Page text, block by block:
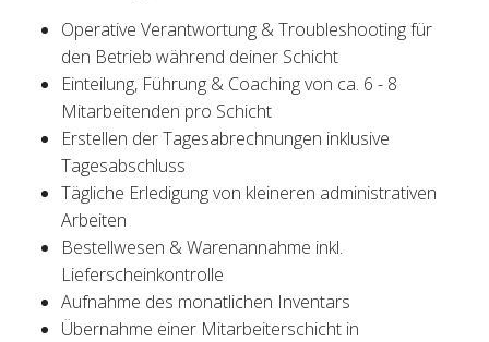
Operative Verantwortung & Troubleshooting für
den Betrieb während deiner Schicht
Einteilung, Führung & Coaching von ca. 6 - 8
Mitarbeitenden pro Schicht
Erstellen der Tagesabrechnungen inklusive
Tagesabschluss
Tägliche Erledigung von kleineren administrativen
Arbeiten
Bestellwesen & Warenannahme inkl.
Lieferscheinkontrolle
Aufnahme des monatlichen Inventars
Übernahme einer Mitarbeiterschicht in